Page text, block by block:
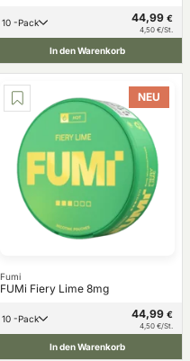
10 -Pack 44,99 €
4,50 €/St.
In den Warenkorb
NEU
Fumi
FUMi Fiery Lime 8mg
10 -Pack 44,99 €
4,50 €/St.
In den Warenkorb